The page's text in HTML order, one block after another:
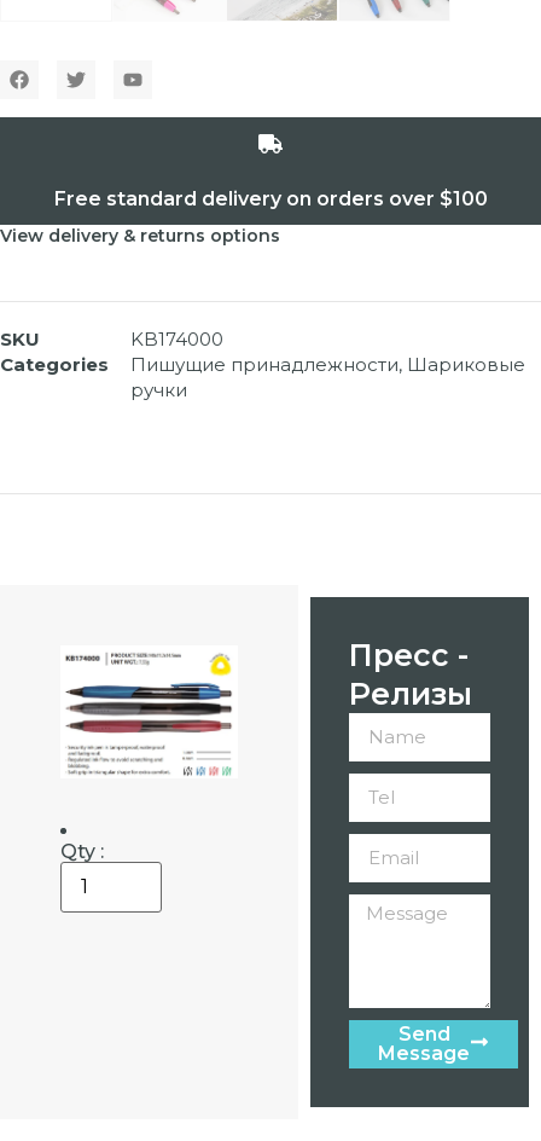
Free standard delivery on orders over $100
View delivery & returns options
SKU
KB174000
Categories
Пишущие принадлежности, Шариковые
ручки
Qty :
Пресс -
Релизы
Send
Message